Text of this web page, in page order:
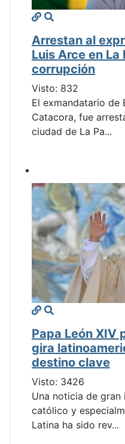
Arrestan al
Luis Arce en
corrupción
Visto: 832
El exmandatario de
Catacora, fue
ciudad de La Pa...
Papa León XIV
gira
destino clave
Visto: 3426
Una noticia de
católico y
Latina ha sido rev...